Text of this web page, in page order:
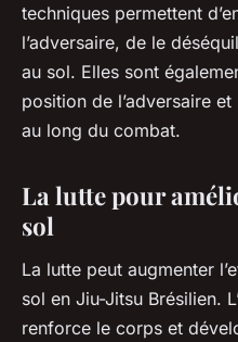
techniques permettent
l’adversaire, de le
au sol. Elles sont
position de l’adversaire
au long du combat.
La lutte pour
sol
La lutte peut augmenter
sol en Jiu-Jitsu Brésilien.
renforce le corps et